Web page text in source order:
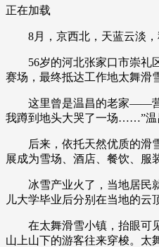
体育 直播
VIP会员
财经
大国智造 大
CCTV.节目官网
正在加载
8月，京西北，天蓝云淡，
56岁的河北张家口市崇礼区
赛场，最终抵达工作地太舞滑
这里曾是温昌的老家——营岔
我蹲到地头大哭了一场……”温
后来，依托天然优质的滑雪
展成为雪场、酒店、餐饮、服
冰雪产业火了，当地居民就
儿大学毕业后分别在当地的云
在太舞滑雪小镇，抬眼可见
山上山下的游客往来穿梭。太